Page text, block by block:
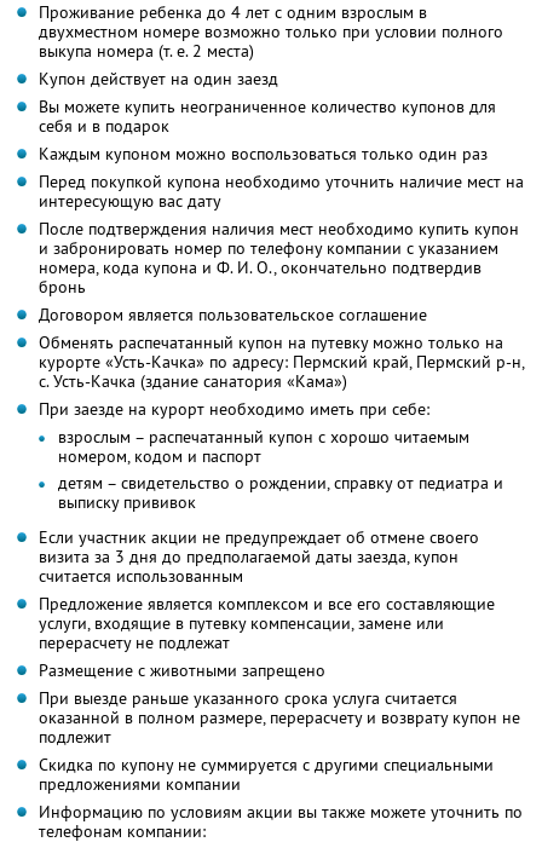
Проживание ребенка до 4 лет с одним взрослым в
двухместном номере возможно только при условии полного
выкупа номера (т. е. 2 места)
Купон действует на один заезд
Вы можете купить неограниченное количество купонов для
себя и в подарок
Каждым купоном можно воспользоваться только один раз
Перед покупкой купона необходимо уточнить наличие мест на
интересующую вас дату
После подтверждения наличия мест необходимо купить купон
и забронировать номер по телефону компании с указанием
номера, кода купона и Ф. И. О., окончательно подтвердив
бронь
Договором является пользовательское соглашение
Обменять распечатанный купон на путевку можно только на
курорте «Усть-Качка» по адресу: Пермский край, Пермский р-н,
с. Усть-Качка (здание санатория «Кама»)
При заезде на курорт необходимо иметь при себе:
взрослым – распечатанный купон с хорошо читаемым
номером, кодом и паспорт
детям – свидетельство о рождении, справку от педиатра и
выписку прививок
Если участник акции не предупреждает об отмене своего
визита за 3 дня до предполагаемой даты заезда, купон
считается использованным
Предложение является комплексом и все его составляющие
услуги, входящие в путевку компенсации, замене или
перерасчету не подлежат
Размещение с животными запрещено
При выезде раньше указанного срока услуга считается
оказанной в полном размере, перерасчету и возврату купон не
подлежит
Скидка по купону не суммируется с другими специальными
предложениями компании
Информацию по условиям акции вы также можете уточнить по
телефонам компании: